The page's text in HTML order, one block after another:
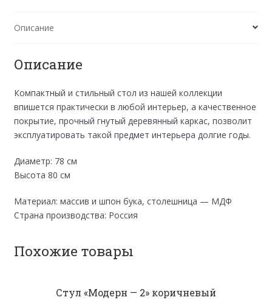
Описание
Описание
Компактный и стильный стол из нашей коллекции
впишется практически в любой интерьер, а качественное
покрытие, прочный гнутый деревянный каркас, позволит
эксплуатировать такой предмет интерьера долгие годы.
Диаметр: 78 см
Высота 80 см
Материал: массив и шпон бука, столешница — МДФ
Страна производства: Россия
Похожие товары
Стул «Модерн — 2» коричневый